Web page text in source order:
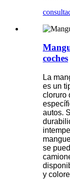
consulta
coches
La
es un
cloruro
autos.
se
y